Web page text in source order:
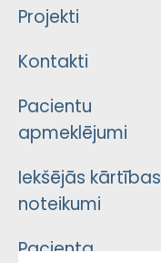
Projekti
Kontakti
Pacientu
apmeklējumi
Iekšējās kārtības
noteikumi
Pacienta